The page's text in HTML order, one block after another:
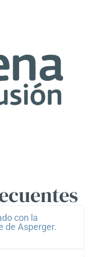
con la
de Asperger.